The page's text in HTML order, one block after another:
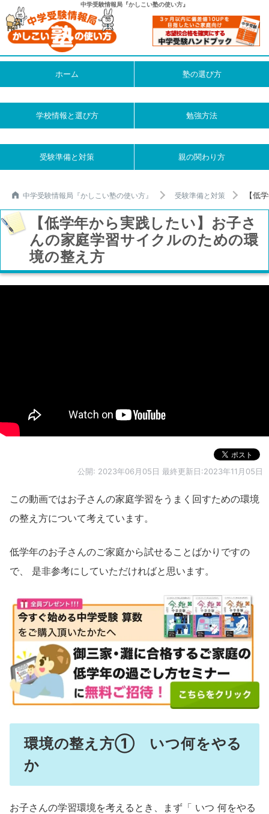
中学受験情報局『かしこい塾の使い方』
ホーム 塾の選び方
学校情報と選び方 勉強方法
受験準備と対策 親の関わり方
中学受験情報局『かしこい塾の使い方』 受験準備と対策 【低
【低学年から実践したい】お子さ
んの家庭学習サイクルのための環
境の整え方
公開: 2023年06月05日 最終更新日:2023年11月05日
この動画ではお子さんの家庭学習をうまく回すための環境
の整え方について考えています。
低学年のお子さんのご家庭から試せることばかりですの
で、 是非参考にしていただければと思います。
環境の整え方① いつ何をやる
か
お子さんの学習環境を考えるとき、まず「 いつ 何をやる